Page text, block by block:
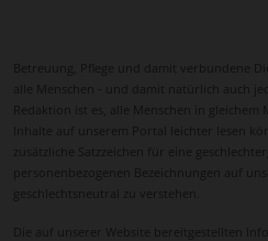
Betreuung, Pflege und damit verbundene
alle Menschen - und damit natürlich auch
Redaktion ist es, alle Menschen in gleichem
Inhalte auf unserem Portal leichter lesen
zusätzliche Satzzeichen für eine
personenbezogenen Bezeichnungen auf
geschlechtsneutral zu verstehen.
Die auf unserer Website bereitgestellten